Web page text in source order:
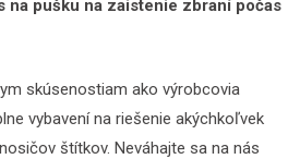
na pušku na zaistenie zbraní počas
skúsenostiam ako výrobcovia
vybavení na riešenie akýchkoľvek
štítkov. Neváhajte sa na nás